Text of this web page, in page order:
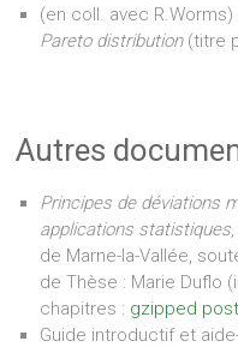
(en coll. avec R.Worms)
Pareto distribution (titre
Autres
Principes de déviations
applications statistiques
de Marne-la-Vallée,
de Thèse : Marie Duflo
chapitres : gzipped
Guide introductif et